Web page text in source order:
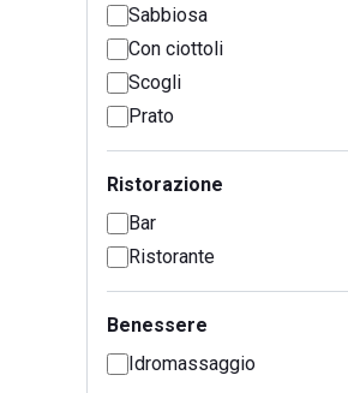
Sabbiosa
Con ciottoli
Scogli
Prato
Ristorazione
Bar
Ristorante
Benessere
Idromassaggio